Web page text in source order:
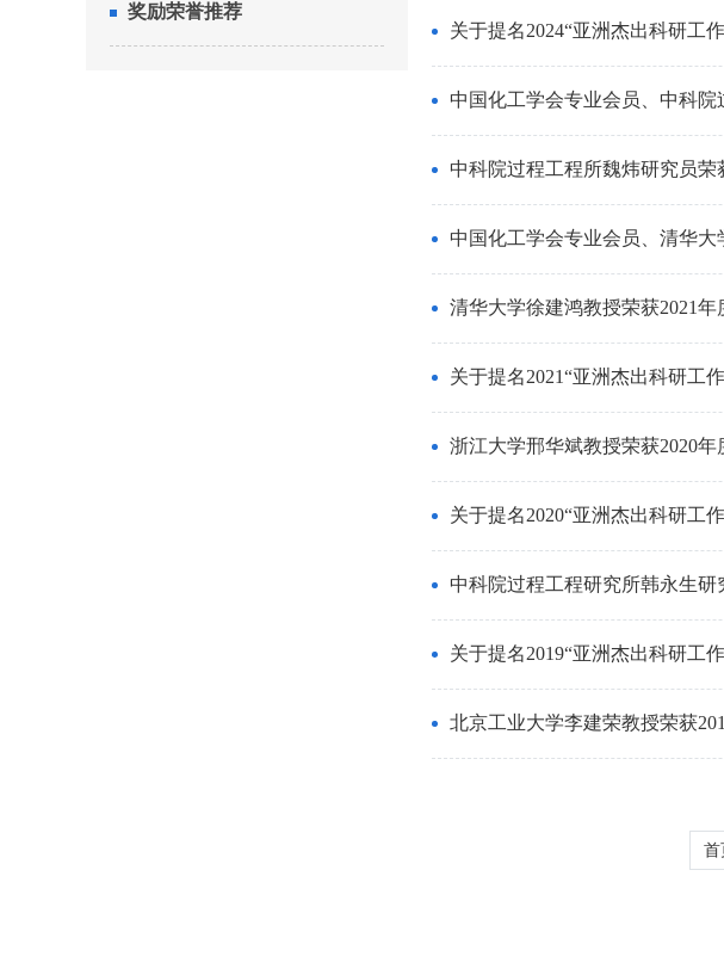
奖励荣誉推荐
关于提名2024“亚洲杰出科研工
中国化工学会专业会员、中科
中科院过程工程所魏炜研究员荣
中国化工学会专业会员、清华
清华大学徐建鸿教授荣获2021
关于提名2021“亚洲杰出科研工
浙江大学邢华斌教授荣获2020
关于提名2020“亚洲杰出科研工
中科院过程工程研究所韩永生研
关于提名2019“亚洲杰出科研工
北京工业大学李建荣教授荣获
首